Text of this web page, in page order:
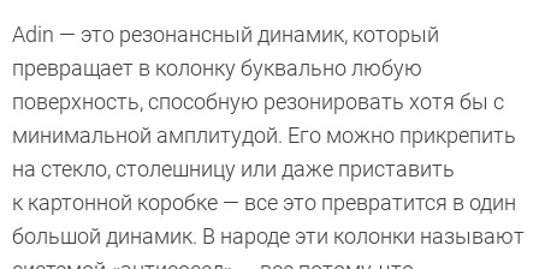
Adin — это резонансный динамик, который
превращает в колонку буквально любую
поверхность, способную резонировать хотя бы с
минимальной амплитудой. Его можно прикрепить
на стекло, столешницу или даже приставить
к картонной коробке — все это превратится в один
большой динамик. В народе эти колонки называют